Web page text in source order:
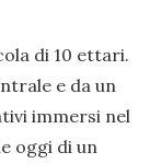
di 10 ettari.
e da un
immersi nel
oggi di un